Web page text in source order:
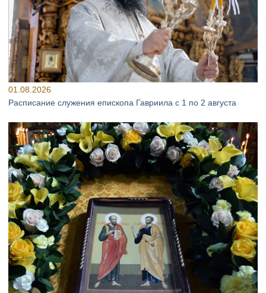
01.08.2026
Расписание служения епископа Гавриила с 1 по 2 августа